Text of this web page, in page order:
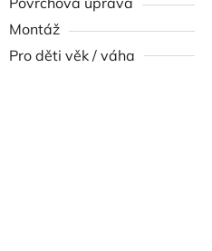
Montáž
Pro děti věk / váha